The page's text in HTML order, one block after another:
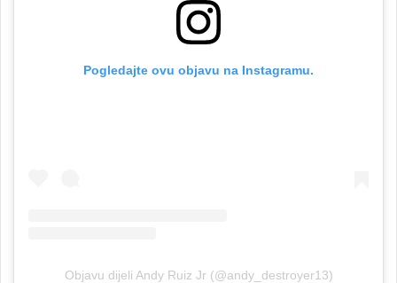
Pogledajte ovu objavu na Instagramu.
Objavu dijeli Andy Ruiz Jr (@andy_destroyer13)